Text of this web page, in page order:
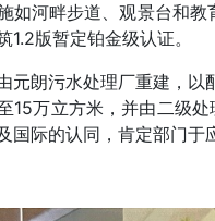
如河畔步道、观景台和
1.2版暂定铂金级认证。
元朗污水处理厂重建，
15万立方米，并由二级
国际的认同，肯定部门于